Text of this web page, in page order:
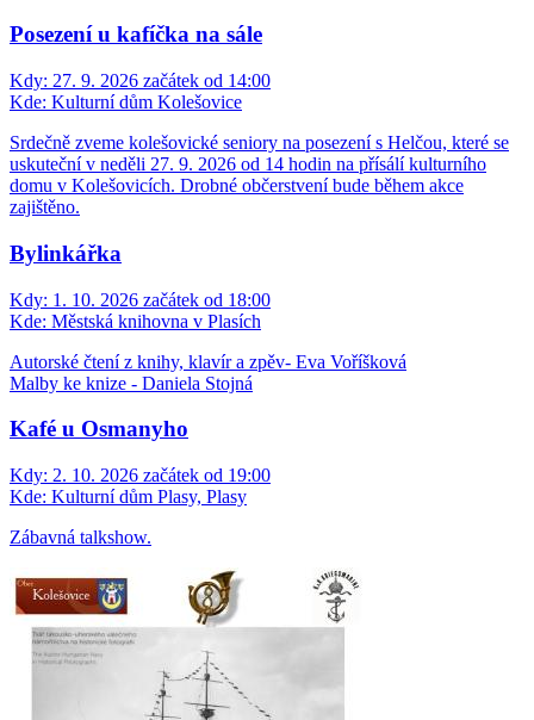
Posezení u kafíčka na sále
Kdy: 27. 9. 2026 začátek od 14:00
Kde: Kulturní dům Kolešovice
Srdečně zveme kolešovické seniory na posezení s Helčou, které se
uskuteční v neděli 27. 9. 2026 od 14 hodin na přísálí kulturního
domu v Kolešovicích. Drobné občerstvení bude během akce
zajištěno.
Bylinkářka
Kdy: 1. 10. 2026 začátek od 18:00
Kde: Městská knihovna v Plasích
Autorské čtení z knihy, klavír a zpěv- Eva Voříšková
Malby ke knize - Daniela Stojná
Kafé u Osmanyho
Kdy: 2. 10. 2026 začátek od 19:00
Kde: Kulturní dům Plasy, Plasy
Zábavná talkshow.